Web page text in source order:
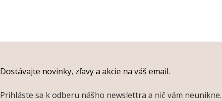
Dostávajte novinky, zľavy a akcie na váš email.
Prihláste sa k odberu nášho newslettra a nič vám neunikne.